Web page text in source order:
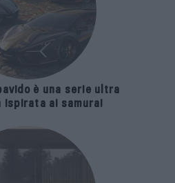
è una serie ultra
ispirata ai samurai